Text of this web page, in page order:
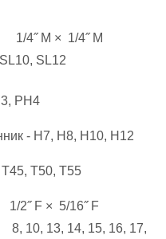
1/4˝ М × 1/4˝ М
SL12
H8, H10, H12
T55
2˝ F × 5/16˝ F
10, 13, 14, 15, 16, 17,